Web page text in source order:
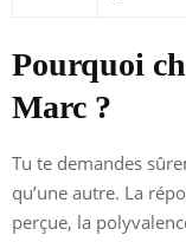
Pourquoi
Marc ?
Tu te demandes
qu’une autre. La
perçue, la